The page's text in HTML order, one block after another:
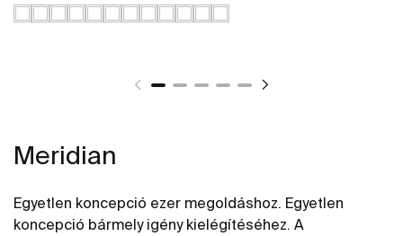
Meridian
Egyetlen koncepció ezer megoldáshoz. Egyetlen
koncepció bármely igény kielégítéséhez. A